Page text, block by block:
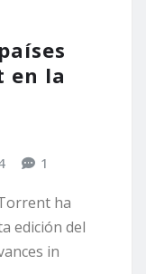
en la
1
ha
edición del
in